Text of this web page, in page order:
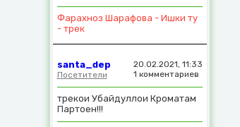
Фарахноз Шарафова - Ишки ту
- трек
20.02.2021, 11:33
1 комментариев
santa_dep
Посетители
трекои Убайдуллои Кроматам
Партоен!!!